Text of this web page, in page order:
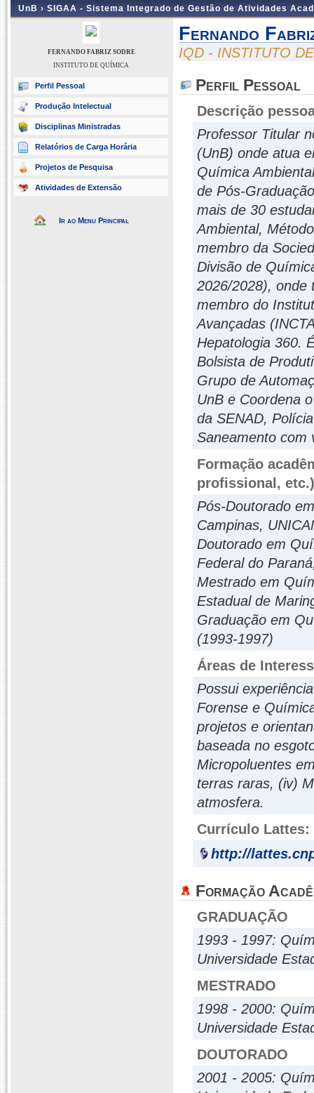
UnB › SIGAA - Sistema Integrado de Gestão de Atividades
FERNANDO FABRIZ SODRE
INSTITUTO DE QUÍMICA
Perfil Pessoal
Produção Intelectual
Disciplinas Ministradas
Relatórios de Carga Horária
Projetos de Pesquisa
Atividades de Extensão
Ir ao Menu Principal
Fernando
IQD - INSTITUTO
Perfil Pessoal
Descrição
Professor Titular
(UnB) onde atua
Química
de Pós-
mais de 30
Ambiental,
membro da
Divisão de
2026/2028), onde
membro do
Avançadas
Hepatologia 360.
Bolsista de
Grupo de
UnB e Coordena
da SENAD,
Saneamento com
Formação
profissional, etc.)
Pós-Doutorado
Campinas,
Doutorado em
Federal do
Mestrado em
Estadual de
Graduação em
(1993-1997)
Áreas de
Possui
Forense e
projetos e
baseada no
Micropoluentes
terras raras, (iv)
atmosfera.
Currículo Lattes:
http://
Formação
GRADUAÇÃO
1993 - 1997:
Universidade
MESTRADO
1998 - 2000:
Universidade
DOUTORADO
2001 - 2005: